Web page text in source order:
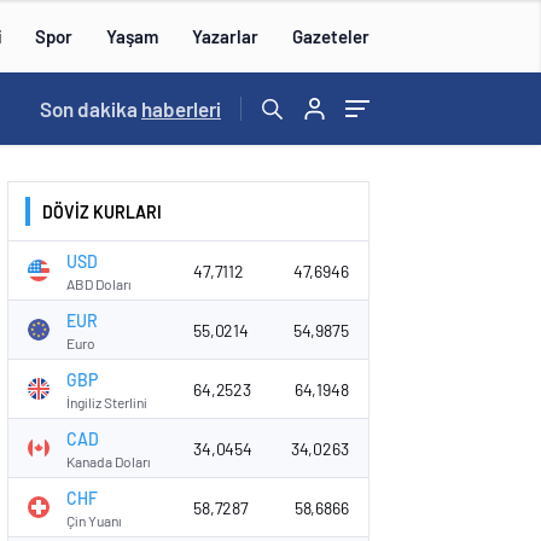
Spor Yaşam Yazarlar Gazeteler
15:59 /
Son dakika haberleri
DÖVİZ KURLARI
USD
ABD Doları
47,7112 47,6946
EUR
Euro
55,0214 54,9875
GBP
İngiliz Sterlini
64,2523 64,1948
CAD
Kanada Doları
34,0454 34,0263
CHF
Çin Yuanı
58,7287 58,6866